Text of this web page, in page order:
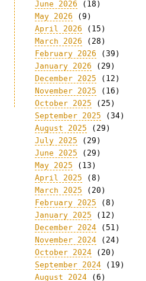
June 2026 (18)
May 2026 (9)
April 2026 (15)
March 2026 (28)
February 2026 (39)
January 2026 (29)
December 2025 (12)
November 2025 (16)
October 2025 (25)
September 2025 (34)
August 2025 (29)
July 2025 (29)
June 2025 (29)
May 2025 (13)
April 2025 (8)
March 2025 (20)
February 2025 (8)
January 2025 (12)
December 2024 (51)
November 2024 (24)
October 2024 (20)
September 2024 (19)
August 2024 (6)